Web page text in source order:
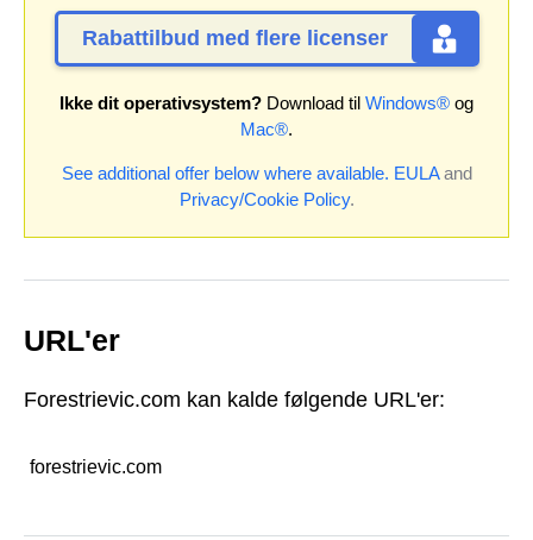
Rabattilbud med flere licenser
Ikke dit operativsystem? Download til Windows® og
Mac®.
See additional offer below where available. EULAand
Privacy/Cookie Policy.
URL'er
Forestrievic.com kan kalde følgende URL'er:
forestrievic.com